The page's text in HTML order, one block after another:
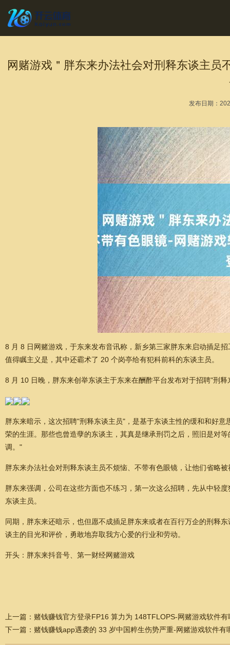
网赌游戏＂胖东来办法社会对刑释东谈主员
发布日期：
8 月 8 日网赌游戏，于东来发布音讯称，新乡第三家胖东来启动插足
值得瞩主义是，其中还霸术了 20 个岗亭给有犯科前科的东谈主员。
8 月 10 日晚，胖东来创举东谈主于东来在酬酢平台发布对于招聘"刑
胖东来暗示，这次招聘"刑释东谈主员"，是基于东谈主性的缓和和好
荣的生涯。那些也曾造孽的东谈主，其真是继承刑罚之后，照旧是对
调。"
胖东来办法社会对刑释东谈主员不烦恼、不带有色眼镜，让他们省略
胖东来强调，公司在这些方面也不练习，第一次这么招聘，先从中轻
东谈主员。
同期，胖东来还暗示，也但愿不成插足胖东来或者在百行万企的刑释
谈主的目光和评价，勇敢地弃取我方心爱的行业和劳动。
开头：胖东来抖音号、第一财经网赌游戏
上一篇： 赌钱赚钱官方登录FP16 算力为 148TFLOPS-网赌游戏软件
下一篇： 赌钱赚钱app遇袭的 33 岁中国粹生伤势严重-网赌游戏软件有